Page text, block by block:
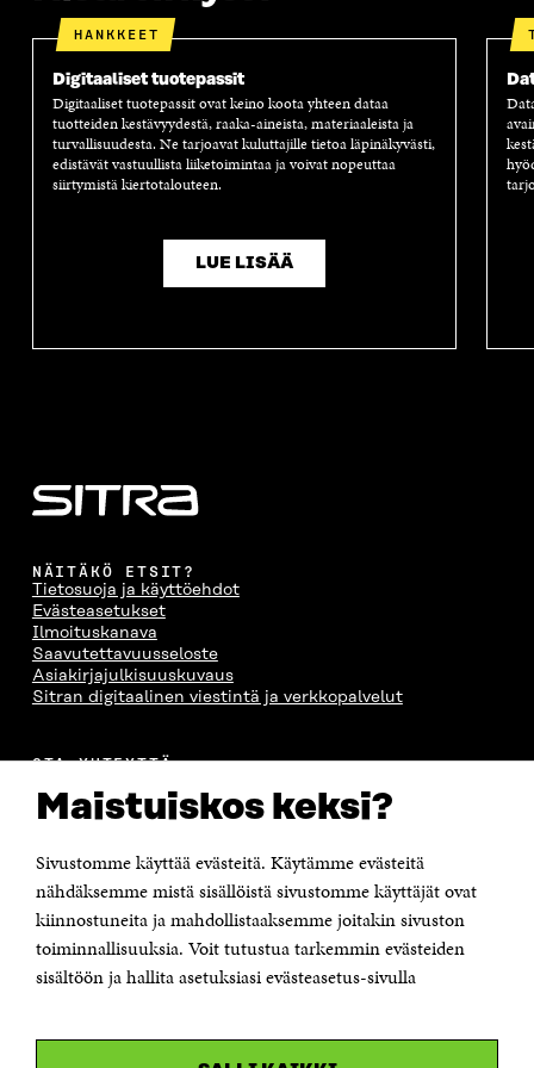
Maistuiskos keksi?
Sivustomme käyttää evästeitä. Käytämme evästeitä
nähdäksemme mistä sisällöistä sivustomme käyttäjät ovat
kiinnostuneita ja mahdollistaaksemme joitakin sivuston
toiminnallisuuksia. Voit tutustua tarkemmin evästeiden
sisältöön ja hallita asetuksiasi evästeasetus-sivulla
U
N
A
S
S
N
A
S
A
K
A
S
S
A
HANKKEET
Digitaaliset tuotepassit
Digitaaliset tuotepassit ovat keino koota yhteen dataa
tuotteiden kestävyydestä, raaka-aineista, materiaaleista ja
turvallisuudesta. Ne tarjoavat kuluttajille tietoa läpinäkyvästi,
edistävät vastuullista liiketoimintaa ja voivat nopeuttaa
siirtymistä kiertotalouteen.
LUE LISÄÄ
NÄITÄKÖ ETSIT?
Tietosuoja ja käyttöehdot
Evästeasetukset
Ilmoituskanava
Saavutettavuusseloste
Asiakirjajulkisuuskuvaus
Sitran digitaalinen viestintä ja verkkopalvelut
OTA YHTEYTTÄ
Itämerenkatu 11-13, PL 160,
00181 Helsinki
Puhelin +358 294 618 991
Sähköpostiosoite
Saapumisohjeet
Y-tunnus 0202132-3